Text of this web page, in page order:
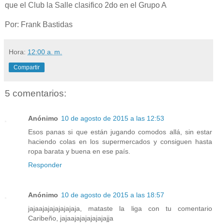
que el Club la Salle clasifico 2do en el Grupo A
Por: Frank Bastidas
Hora: 12:00 a. m.
Compartir
5 comentarios:
Anónimo 10 de agosto de 2015 a las 12:53
Esos panas si que están jugando comodos allá, sin estar
haciendo colas en los supermercados y consiguen hasta
ropa barata y buena en ese país.
Responder
Anónimo 10 de agosto de 2015 a las 18:57
jajaajajajajajajaja, mataste la liga con tu comentario
Caribeño, jajaajajajajajajajja